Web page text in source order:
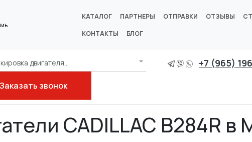
КАТАЛОГ ПАРТНЕРЫ ОТПРАВКИ ОТЗЫВЫ
КОНТАКТЫ
БЛОГ
двигателя... +7 (965)
Заказать звонок
CADILLAC B284R в